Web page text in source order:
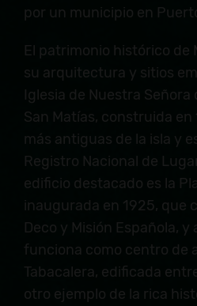
por un municipio en
El patrimonio histórico de
su arquitectura y sitios
Iglesia de Nuestra Señora
San Matías, construida en
más antiguas de la isla y
Registro Nacional de
edificio destacado es la
inaugurada en 1925, que
Deco y Misión Española,
funciona como centro de
Tabacalera, edificada
otro ejemplo de la rica